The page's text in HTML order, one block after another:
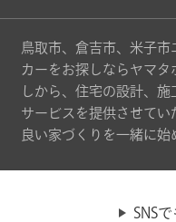
鳥取市、倉吉市、米子
カーをお探しならヤマ
しから、住宅の設計、
サービスを提供させてい
良い家づくりを一緒に始
SNS